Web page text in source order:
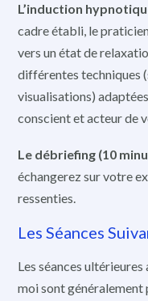
L’induction
cadre établi, le
vers un état de
différentes techniques
visualisations)
conscient et acteur de
Le débriefing (10
échangerez sur votre
ressenties.
Les Séances
Les séances
moi sont généralement